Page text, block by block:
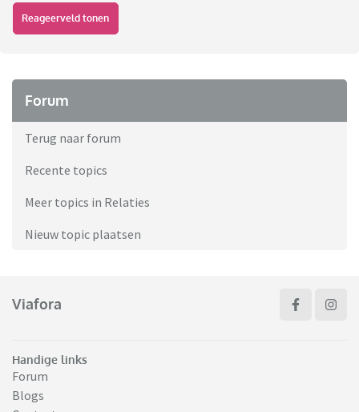
Reageerveld tonen
Forum
Terug naar forum
Recente topics
Meer topics in Relaties
Nieuw topic plaatsen
Viafora
Handige links
Forum
Blogs